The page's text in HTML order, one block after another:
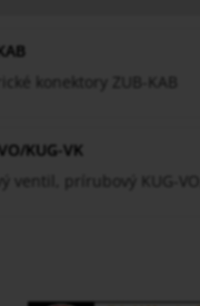
konektory ZUB-KAB
KUG-VK
ventil, prírubový KUG-